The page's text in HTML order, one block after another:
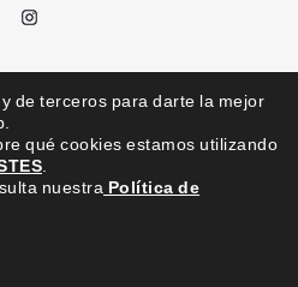
Instagram
de terceros para darte la mejor
qué cookies estamos utilizando
.
nuestra Política de